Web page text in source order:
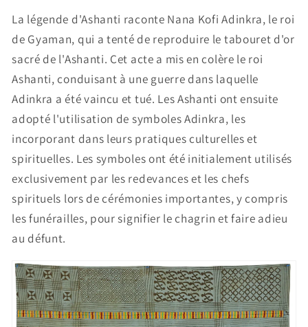
La légende d'Ashanti raconte Nana Kofi Adinkra, le roi
de Gyaman, qui a tenté de reproduire le tabouret d'or
sacré de l'Ashanti. Cet acte a mis en colère le roi
Ashanti, conduisant à une guerre dans laquelle
Adinkra a été vaincu et tué. Les Ashanti ont ensuite
adopté l'utilisation de symboles Adinkra, les
incorporant dans leurs pratiques culturelles et
spirituelles. Les symboles ont été initialement utilisés
exclusivement par les redevances et les chefs
spirituels lors de cérémonies importantes, y compris
les funérailles, pour signifier le chagrin et faire adieu
au défunt.